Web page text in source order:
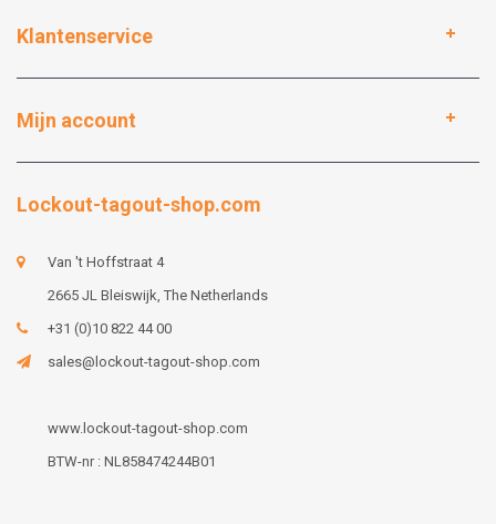
Klantenservice
Mijn account
Lockout-tagout-shop.com
Van 't Hoffstraat 4
2665 JL Bleiswijk, The Netherlands
+31 (0)10 822 44 00
sales@lockout-tagout-shop.com
www.lockout-tagout-shop.com
BTW-nr : NL858474244B01